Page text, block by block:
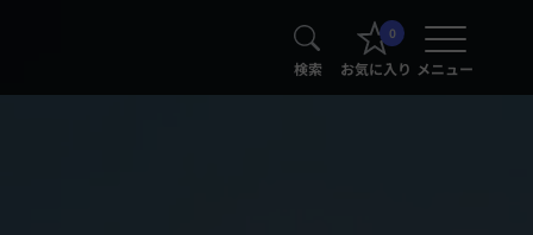
検索
0
お気に入り メニュー